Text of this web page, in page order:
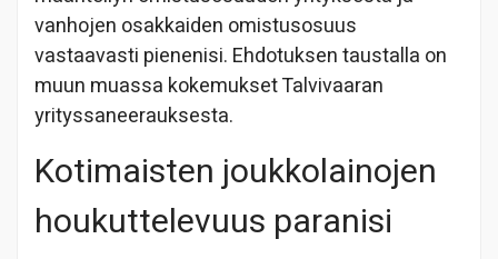
vanhojen osakkaiden omistusosuus
vastaavasti pienenisi. Ehdotuksen taustalla on
muun muassa kokemukset Talvivaaran
yrityssaneerauksesta.
Kotimaisten joukkolainojen
houkuttelevuus paranisi